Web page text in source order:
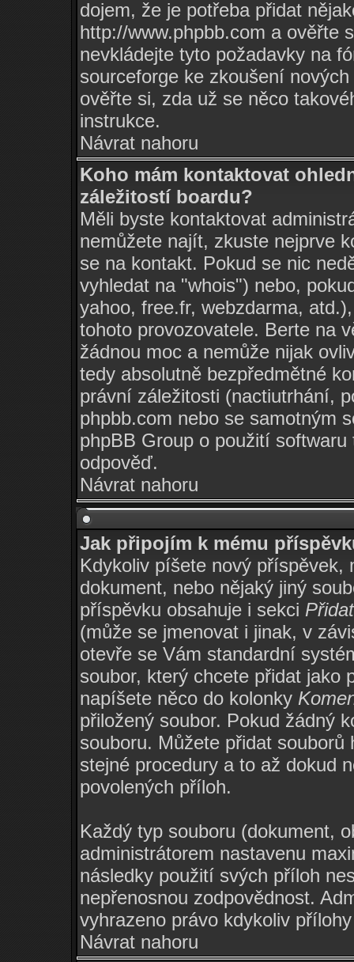
dojem, že je potřeba přidat
http://www.phpbb.com a ověřte
nevkládejte tyto požadavky na
sourceforge ke zkoušení
ověřte si, zda už se něco
instrukce.
Návrat nahoru
Koho mám kontaktovat
záležitostí boardu?
Měli byste kontaktovat
nemůžete najít, zkuste nejprve
se na kontakt. Pokud se nic
vyhledat na "whois") nebo,
yahoo, free.fr, webzdarma,
tohoto provozovatele. Berte na
žádnou moc a nemůže nijak
tedy absolutně bezpředmětné
právní záležitosti (nactiutrhání,
phpbb.com nebo se samotným
phpBB Group o použití
odpověď.
Návrat nahoru
Jak připojím k mému
Kdykoliv píšete nový příspěvek,
dokument, nebo nějaký jiný
příspěvku obsahuje i sekci
(může se jmenovat i jinak, v
otevře se Vám standardní
soubor, který chcete přidat jako
napíšete něco do kolonky
přiložený soubor. Pokud žádný
souboru. Můžete přidat
stejné procedury a to až dokud
povolených příloh.
Každý typ souboru (dokument,
administrátorem nastavenu
následky použití svých příloh
nepřenosnou zodpovědnost.
vyhrazeno právo kdykoliv
Návrat nahoru